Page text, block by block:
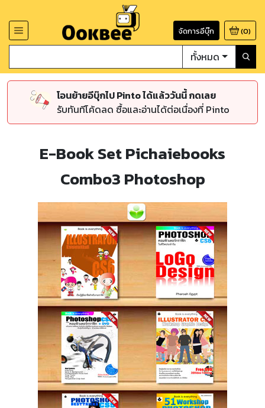
จัดการอีบุ๊ก (0)
ทั้งหมด
โอนย้ายอีบุ๊กไป Pinto ได้แล้ววันนี้ กดเลย
รับทันทีโค้ดลด ซื้อและอ่านได้ต่อเนื่องที่ Pinto
E-Book Set Pichaiebooks
Combo3 Photoshop